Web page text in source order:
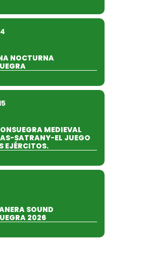
NOCTURNA
MEDIEVAL
SATRANY-EL JUEGO
EJÉRCITOS.
SOUND
2026